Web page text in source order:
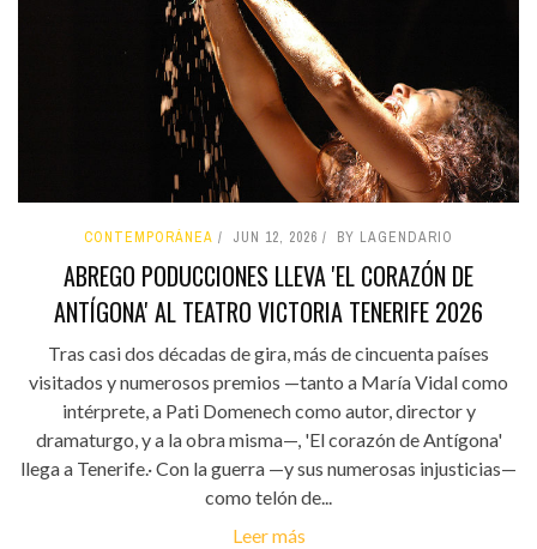
CONTEMPORÁNEA JUN 12, 2026 BY LAGENDARIO
ABREGO PODUCCIONES LLEVA 'EL CORAZÓN DE
ANTÍGONA' AL TEATRO VICTORIA TENERIFE 2026
Tras casi dos décadas de gira, más de cincuenta países
visitados y numerosos premios —tanto a María Vidal como
intérprete, a Pati Domenech como autor, director y
dramaturgo, y a la obra misma—, 'El corazón de Antígona'
llega a Tenerife.· Con la guerra —y sus numerosas injusticias—
como telón de...
Leer más